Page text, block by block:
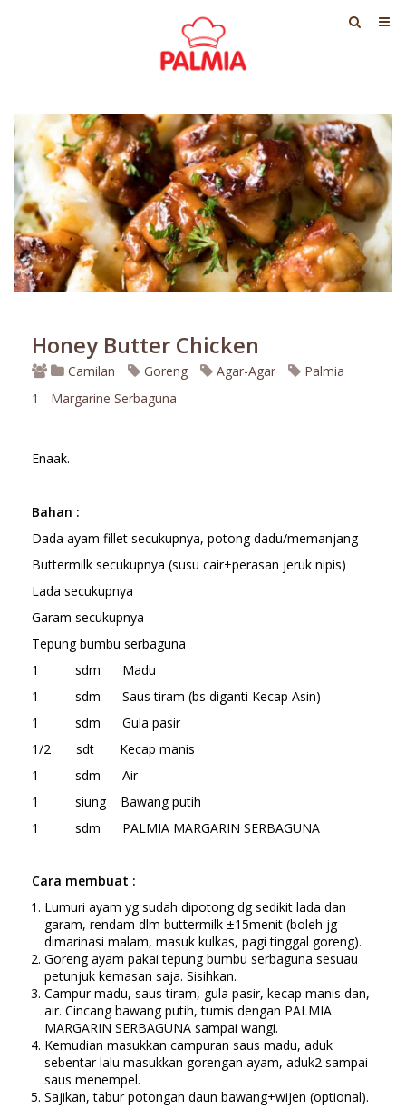
Honey Butter Chicken
1
Camilan Goreng Agar-Agar
Palmia
Margarine Serbaguna
Enaak.
Bahan :
Dada ayam fillet secukupnya, potong dadu/memanjang
Buttermilk secukupnya (susu cair+perasan jeruk nipis)
Lada secukupnya
Garam secukupnya
Tepung bumbu serbaguna
1 sdm Madu
1 sdm Saus tiram (bs diganti Kecap Asin)
1 sdm Gula pasir
1/2 sdt Kecap manis
1 sdm Air
1 siung Bawang putih
1 sdm PALMIA MARGARIN SERBAGUNA
Cara membuat :
Lumuri ayam yg sudah dipotong dg sedikit lada dan
garam, rendam dlm buttermilk ±15menit (boleh jg
dimarinasi malam, masuk kulkas, pagi tinggal goreng).
Goreng ayam pakai tepung bumbu serbaguna sesuau
petunjuk kemasan saja. Sisihkan.
Campur madu, saus tiram, gula pasir, kecap manis dan,
air. Cincang bawang putih, tumis dengan PALMIA
MARGARIN SERBAGUNA sampai wangi.
Kemudian masukkan campuran saus madu, aduk
sebentar lalu masukkan gorengan ayam, aduk2 sampai
saus menempel.
Sajikan, tabur potongan daun bawang+wijen (optional).